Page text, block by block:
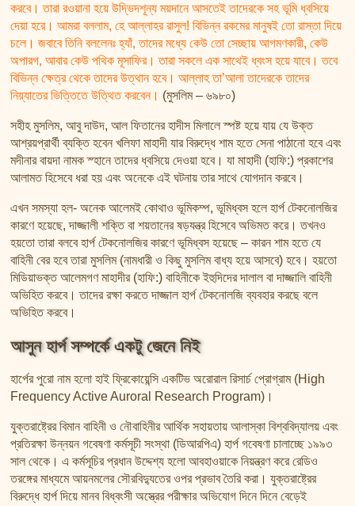
করবে। তারা রওয়ানা হয়ে উদ্ভিদশূন্য ময়দানে আসতেই তাদেরকে সহ ভূমি ধ্বসিয়ে
দেয়া হরে। আমরা বললাম, হে আল্লাহর রাসুল! বিভিন্ন রকমের মানুষই তো রাস্তা দিয়ে
চলে। জবাবে তিনি বললেনঃ হ্যাঁ, তাদের মধ্যে কেউ তো সেচ্ছায় আগমণকারী, কেউ
অপারগ, আবার কেউ পথিক মূসাফির। তারা সকলে এক সাথেই ধ্বংস হয়ে যাবে। তবে
বিভিন্ন ক্ষেত্র থেকে তাদের উত্থান হবে। আল্লাহ তা’আলা তাদেরকে তাদের
নিয়্যাতের ভিত্তিতে উত্থিত করবেন। (মুসলিম – ৬৯৮০)
সহীহ মুসলিম, আবু দাউদ, আল ফিতানের হাদীস মিলালে স্পষ্ট হয়ে যায় যে উক্ত
আশ্রয়প্রার্থী ব্যক্তি হবেন খলিফা মাহাদী যার বিরুদ্ধে শাম হতে সেনা পাঠানো হবে এবং
মদীনার বায়দা নামক স্হানে তাদের ধ্বসিয়ে দেওয়া হবে। যা মাহাদী (হাফি:) প্রকাশের
আলামত হিসেবে ধরা হয় এবং অনেকে এই ঘটনায় তার সাথে যোগদান করবে।
এখন সমস্যা হল- অনেক আলেমই কোথাও ভূমিকম্প, ভূমিধ্বস হলে হার্প টেকনোলজির
কারণে হয়েছে, দাজ্জালী শক্তি বা শয়তানের ষড়যন্ত্র হিসেবে অভিমত করে। তখনও
হয়তো তারা বলবে হার্প টেকনোলজির কারণে ভূমিধ্বস হয়েছে – কারন শাম হতে যে
বাহিনী বের হবে তারা মুসলিম (নামধারী ও কিছু মুসলিম বাধ্য হয়ে আসবে) হবে। হয়তো
মিডিয়াভক্ত আলেমগণ মাহাদীর (হাফি:) বাহিনীকে ইহুদিদের দালাল বা দাজ্জালি বাহিনী
অভিহিত করবে। তাদের রক্ষা করতে দাজ্জাল হার্প টেকনোলজি ব্যবহার করছে বলে
অভিহিত করবে।
আসুন হার্প সম্পর্কে একটু জেনে নিই
হার্পের পুরো নাম হলো হাই ফ্রিকোয়েন্সি একটিভ অরোরাল রিসার্চ প্রোগ্রাম (High
Frequency Active Auroral Research Program)।
যুক্তরাষ্ট্রের বিমান বাহিনী ও নৌবাহিনীর আর্থিক সহায়তায় আলাস্কা বিশ্ববিদ্যালয় এবং
প্রতিরক্ষা উন্নয়ন গবেষণা কর্মসূচী সংস্থা (ডিআরপিএ) হার্প গবেষণা চালাচ্ছে ১৯৯৩
সাল থেকে। এ কর্মসূচির প্রধান উদ্দেশ্য হলো আবহাওয়াকে নিয়ন্ত্রণ করে রেডিও
তরঙ্গের মাধ্যমে আয়নমলের সৌরবিদ্যুতের ওপর প্রভাব তৈরি করা। যুক্তরাষ্ট্রের
বিরুদ্ধে হার্প দিয়ে মানব বিধ্বংসী অস্ত্রের পরীক্ষার অভিযোগ দিনে দিনে বেড়েই